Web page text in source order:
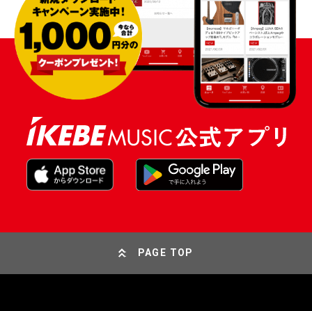
PAGE TOP